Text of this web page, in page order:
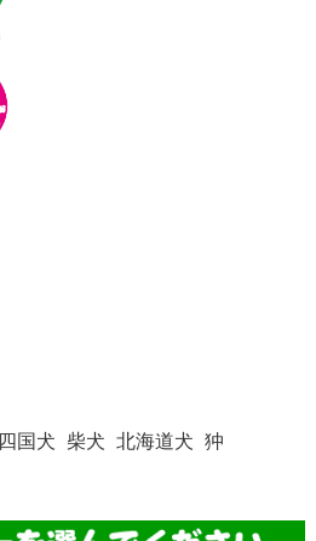
四国犬 柴犬 北海道犬 狆